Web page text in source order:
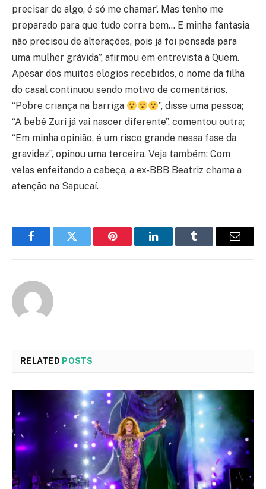
precisar de algo, é só me chamar’. Mas tenho me
preparado para que tudo corra bem… E minha fantasia
não precisou de alterações, pois já foi pensada para
uma mulher grávida”, afirmou em entrevista à Quem.
Apesar dos muitos elogios recebidos, o nome da filha
do casal continuou sendo motivo de comentários.
“Pobre criança na barriga
”, disse uma pessoa;
“A bebê Zuri já vai nascer diferente”, comentou outra;
“Em minha opinião, é um risco grande nessa fase da
gravidez”, opinou uma terceira. Veja também: Com
velas enfeitando a cabeça, a ex-BBB Beatriz chama a
atenção na Sapucaí.
FacebookTwitter Pinterest LinkedInTumblr Email
RELATED POSTS